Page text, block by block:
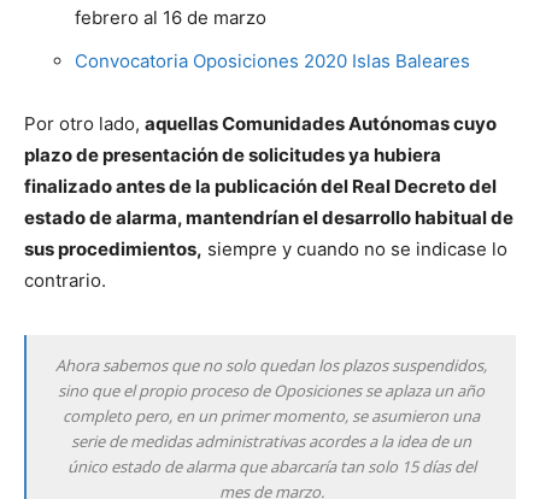
febrero al 16 de marzo
Convocatoria Oposiciones 2020 Islas Baleares
Por otro lado, aquellas Comunidades Autónomas cuyo
plazo de presentación de solicitudes ya hubiera
finalizado antes de la publicación del Real Decreto del
estado de alarma, mantendrían el desarrollo habitual de
sus procedimientos, siempre y cuando no se indicase lo
contrario.
Ahora sabemos que no solo quedan los plazos suspendidos,
sino que el propio proceso de Oposiciones se aplaza un año
completo pero, en un primer momento, se asumieron una
serie de medidas administrativas acordes a la idea de un
único estado de alarma que abarcaría tan solo 15 días del
mes de marzo.